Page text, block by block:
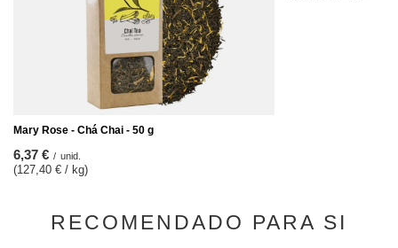
Mary Rose - Chá Chai - 50 g
6,37 € / unid.
(127,40 € / kg)
RECOMENDADO PARA SI